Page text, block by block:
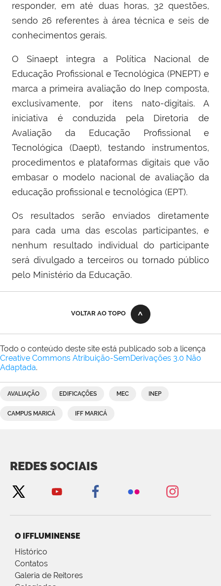
responder, em até duas horas, 32 questões,
sendo 26 referentes à área técnica e seis de
conhecimentos gerais.
O Sinaept integra a Política Nacional de
Educação Profissional e Tecnológica (PNEPT) e
marca a primeira avaliação do Inep composta,
exclusivamente, por itens nato-digitais. A
iniciativa é conduzida pela Diretoria de
Avaliação da Educação Profissional e
Tecnológica (Daept), testando instrumentos,
procedimentos e plataformas digitais que vão
embasar o modelo nacional de avaliação da
educação profissional e tecnológica (EPT).
Os resultados serão enviados diretamente
para cada uma das escolas participantes, e
nenhum resultado individual do participante
será divulgado a terceiros ou tornado público
pelo Ministério da Educação.
VOLTAR AO TOPO
Todo o conteúdo deste site está publicado sob a licença
Creative Commons Atribuição-SemDerivações 3.0 Não
Adaptada.
AVALIAÇÃO EDIFICAÇÕES MEC INEP
CAMPUS MARICÁ IFF MARICÁ
REDES SOCIAIS
O IFFLUMINENSE
Histórico
Contatos
Galeria de Reitores